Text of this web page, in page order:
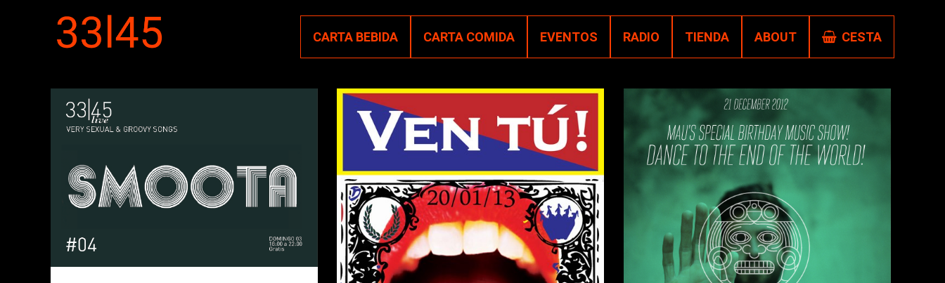
CARTA BEBIDA CARTA COMIDA EVENTOS RADIO TIENDA ABOUT CESTA